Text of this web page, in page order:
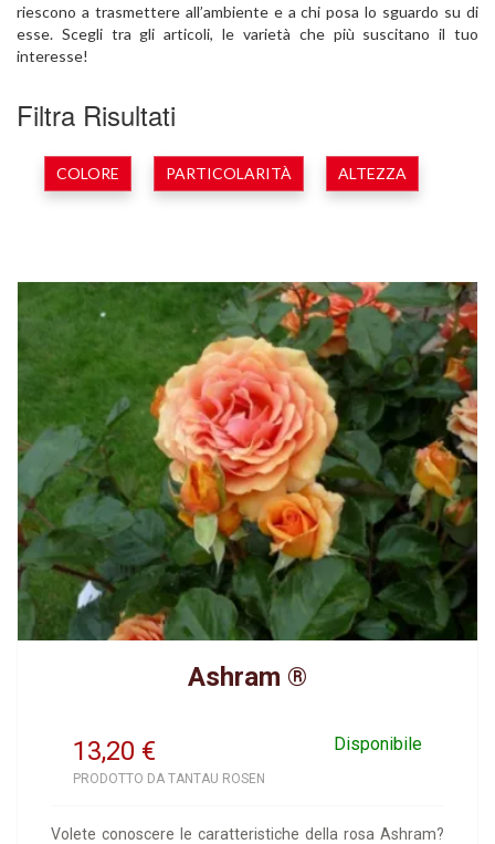
riescono a trasmettere all’ambiente e a chi posa lo sguardo su di
esse. Scegli tra gli articoli, le varietà che più suscitano il tuo
interesse!
Filtra Risultati
COLORE PARTICOLARITÀ ALTEZZA
Ashram ®
13,20 Disponibile
€
PRODOTTO DA TANTAU ROSEN
Volete conoscere le caratteristiche della rosa Ashram?